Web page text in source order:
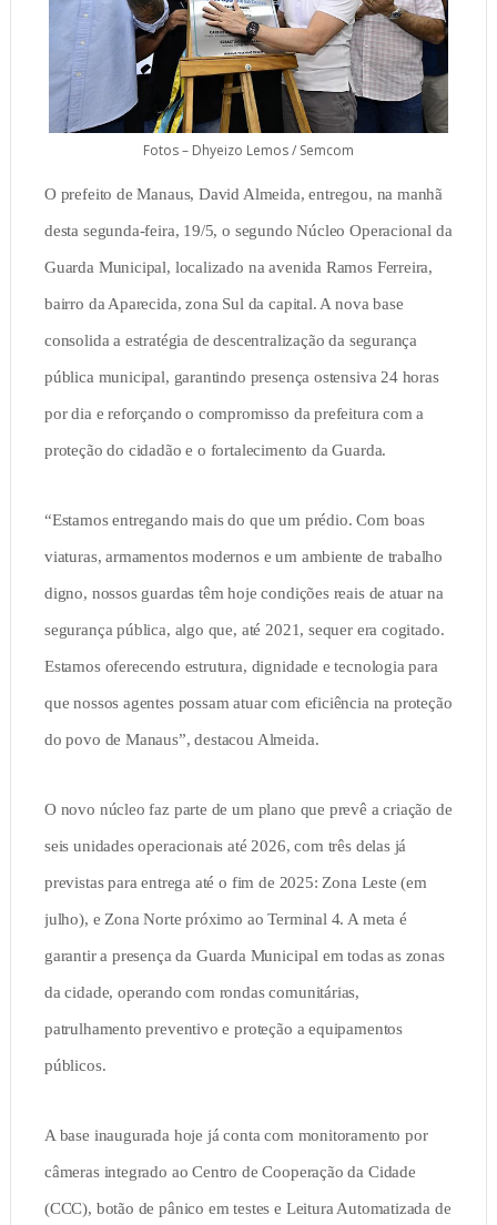
Fotos – Dhyeizo Lemos / Semcom
O prefeito de Manaus, David Almeida, entregou, na manhã
desta segunda-feira, 19/5, o segundo Núcleo Operacional da
Guarda Municipal, localizado na avenida Ramos Ferreira,
bairro da Aparecida, zona Sul da capital. A nova base
consolida a estratégia de descentralização da segurança
pública municipal, garantindo presença ostensiva 24 horas
por dia e reforçando o compromisso da prefeitura com a
proteção do cidadão e o fortalecimento da Guarda.
“Estamos entregando mais do que um prédio. Com boas
viaturas, armamentos modernos e um ambiente de trabalho
digno, nossos guardas têm hoje condições reais de atuar na
segurança pública, algo que, até 2021, sequer era cogitado.
Estamos oferecendo estrutura, dignidade e tecnologia para
que nossos agentes possam atuar com eficiência na proteção
do povo de Manaus”, destacou Almeida.
O novo núcleo faz parte de um plano que prevê a criação de
seis unidades operacionais até 2026, com três delas já
previstas para entrega até o fim de 2025: Zona Leste (em
julho), e Zona Norte próximo ao Terminal 4. A meta é
garantir a presença da Guarda Municipal em todas as zonas
da cidade, operando com rondas comunitárias,
patrulhamento preventivo e proteção a equipamentos
públicos.
A base inaugurada hoje já conta com monitoramento por
câmeras integrado ao Centro de Cooperação da Cidade
(CCC), botão de pânico em testes e Leitura Automatizada de